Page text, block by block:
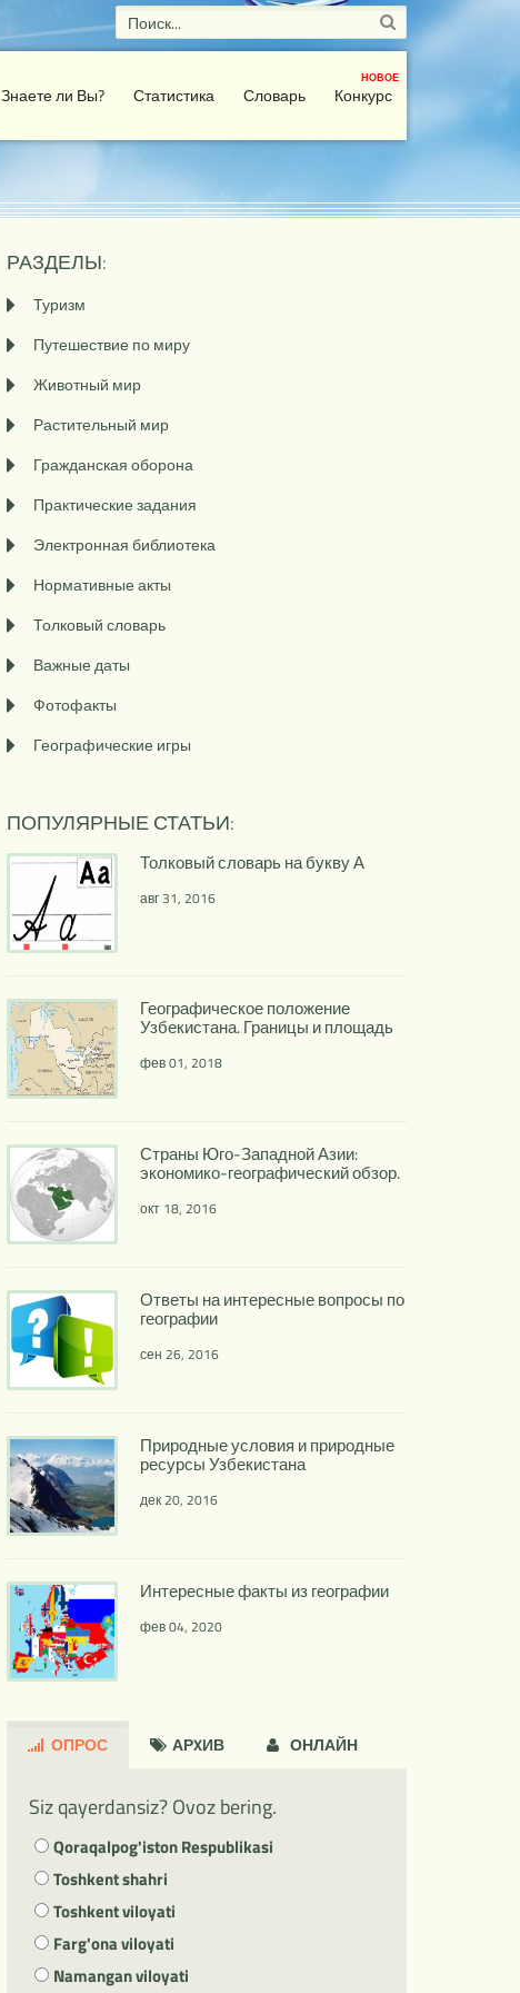
Знаете ли Вы? Статистика Словарь Конкурс
НОВОЕ
РАЗДЕЛЫ:
Туризм
Путешествие по миру
Животный мир
Растительный мир
Гражданская оборона
Практические задания
Электронная библиотека
Нормативные акты
Толковый словарь
Важные даты
Фотофакты
Географические игры
ПОПУЛЯРНЫЕ СТАТЬИ:
Толковый словарь на букву А
авг 31, 2016
Географическое положение
Узбекистана. Границы и площадь
фев 01, 2018
Страны Юго-Западной Азии:
экономико-географический обзор.
окт 18, 2016
Ответы на интересные вопросы по
географии
сен 26, 2016
Природные условия и природные
ресурсы Узбекистана
дек 20, 2016
Интересные факты из географии
фев 04, 2020
ОПРОС АРXИВ ОНЛАЙН
Siz qayerdansiz? Ovoz bering.
Qoraqalpog'iston Respublikasi
Toshkent shahri
Toshkent viloyati
Farg'ona viloyati
Namangan viloyati